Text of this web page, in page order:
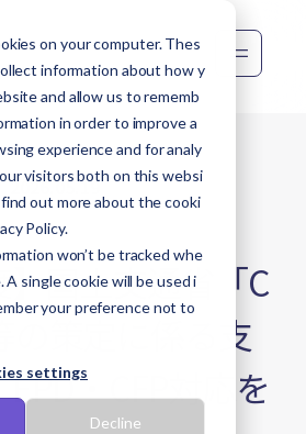
on your computer. Thes
information about how y
and allow us to rememb
in order to improve a
experience and for analy
visitors both on this websi
out more about the cooki
Policy.
won’t be tracked whe
single cookie will be used i
your preference not to
settings
Decline
2026.05.19
】国土交通省「C
の策定に係る支
・CFP対応を